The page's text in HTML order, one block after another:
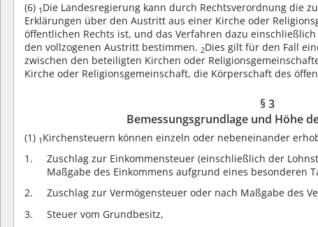
(6) 1 Die Landesregierung kann durch Rechtsverordnung die
Erklärungen über den Austritt aus einer Kirche oder
öffentlichen Rechts ist, und das Verfahren dazu
den vollzogenen Austritt bestimmen. 2Dies gilt für den Fall
zwischen den beteiligten Kirchen oder
Kirche oder Religionsgemeinschaft, die Körperschaft des
§ 3
Bemessungsgrundlage und Höhe
(1) 1 Kirchensteuern können einzeln oder nebeneinander
Zuschlag zur Einkommensteuer (einschließlich der
Maßgabe des Einkommens aufgrund eines besonderen
Zuschlag zur Vermögensteuer oder nach Maßgabe des
Steuer vom Grundbesitz,